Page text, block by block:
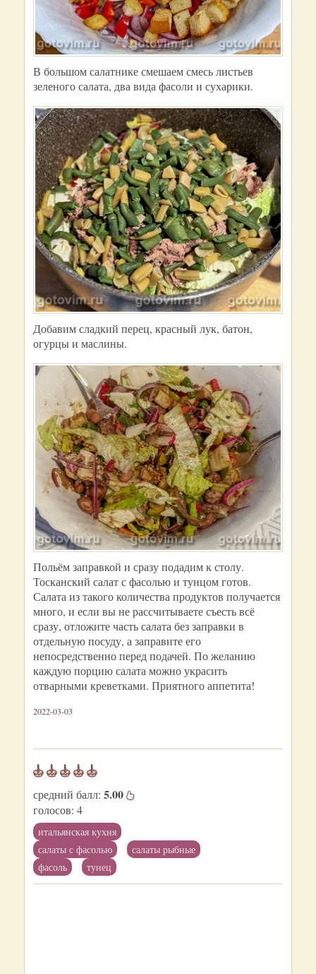
В большом салатнике смешаем смесь листьев
зеленого салата, два вида фасоли и сухарики.
Добавим сладкий перец, красный лук, батон,
огурцы и маслины.
Польём заправкой и сразу подадим к столу.
Тосканский салат с фасолью и тунцом готов.
Салата из такого количества продуктов получается
много, и если вы не рассчитываете съесть всё
сразу, отложите часть салата без заправки в
отдельную посуду, а заправите его
непосредственно перед подачей. По желанию
каждую порцию салата можно украсить
отварными креветками. Приятного аппетита!
2022-03-03
средний балл: 5.00
голосов: 4
итальянская кухня
салаты с фасолью
салаты рыбные
фасоль
тунец